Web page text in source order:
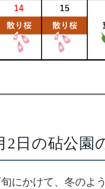
2日の砧公園
にかけて、冬のよ